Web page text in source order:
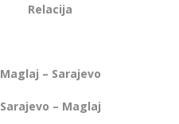
Relacija
Maglaj – Sarajevo
Sarajevo – Maglaj